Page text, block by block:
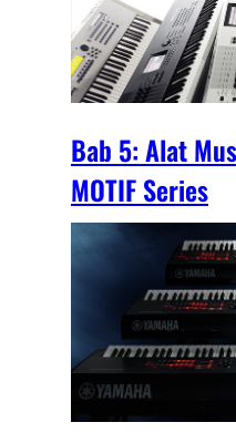
Bab 5: Alat
MOTIF Series